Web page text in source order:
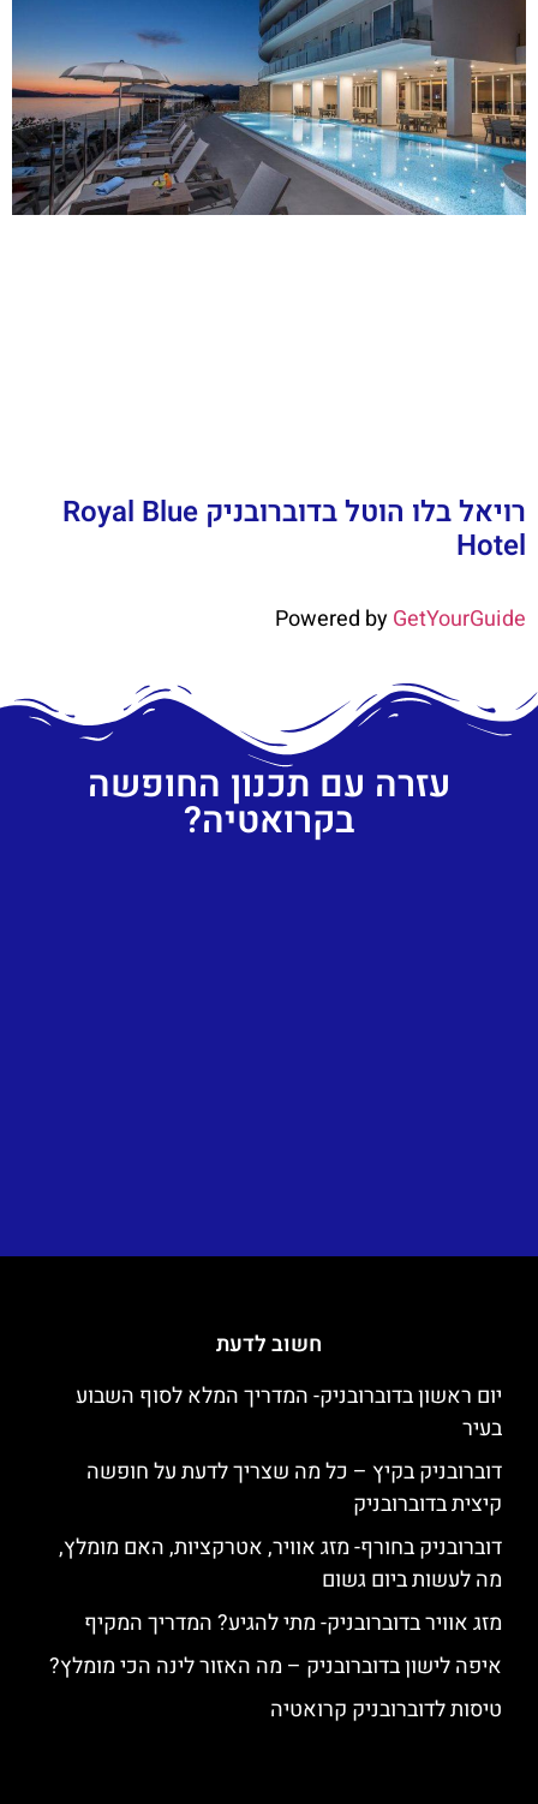
רויאל בלו הוטל בדוברובניק Royal Blue
Hotel
Powered byGetYourGuide
עזרה עם תכנון החופשה
בקרואטיה?
חשוב לדעת
יום ראשון בדוברובניק- המדריך המלא לסוף השבוע
בעיר
דוברובניק בקיץ – כל מה שצריך לדעת על חופשה
קיצית בדוברובניק
דוברובניק בחורף- מזג אוויר, אטרקציות, האם מומלץ,
מה לעשות ביום גשום
מזג אוויר בדוברובניק- מתי להגיע? המדריך המקיף
איפה לישון בדוברובניק – מה האזור לינה הכי מומלץ?
טיסות לדוברובניק קרואטיה